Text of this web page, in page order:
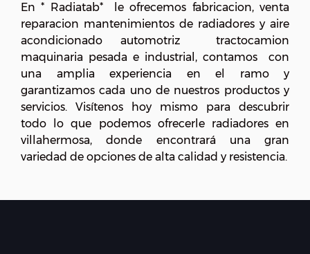
En * Radiatab* le ofrecemos fabricacion, venta
reparacion mantenimientos de radiadores y aire
acondicionado automotriz tractocamion
maquinaria pesada e industrial, contamos con
una amplia experiencia en el ramo y
garantizamos cada uno de nuestros productos y
servicios. Visítenos hoy mismo para descubrir
todo lo que podemos ofrecerle radiadores en
villahermosa, donde encontrará una gran
variedad de opciones de alta calidad y resistencia.